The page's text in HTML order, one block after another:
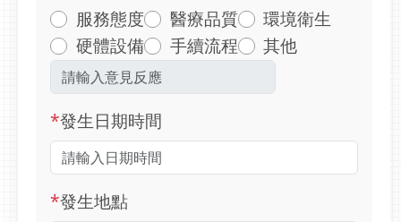
服務態度
醫療品質
環境衛生
硬體設備
手續流程 其他
*發生日期時間
*發生地點